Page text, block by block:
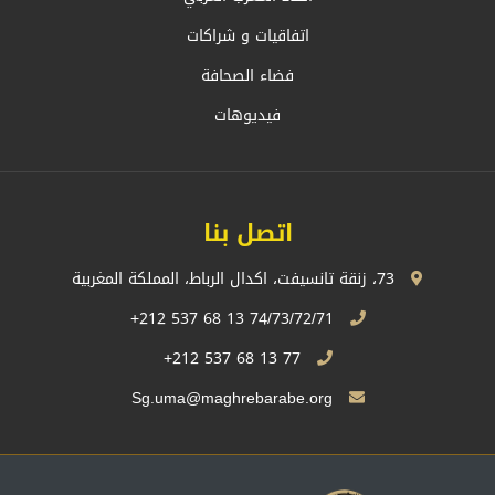
اتفاقيات و شراكات
فضاء الصحافة
فيديوهات
اتصل بنا
77 13 68 537 212+